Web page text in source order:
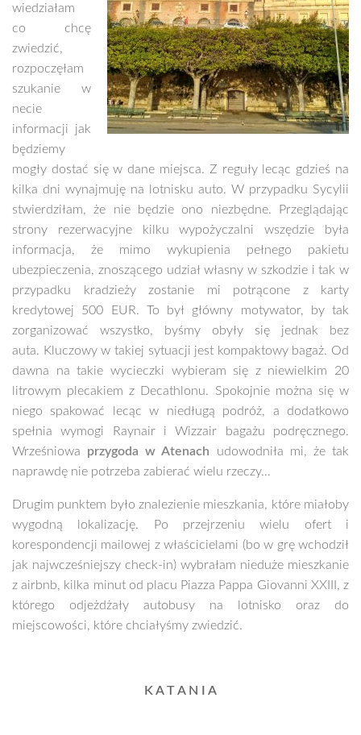
wiedziałam
co chcę
zwiedzić,
rozpoczęłam
szukanie w
necie
informacji jak
będziemy
mogły dostać się w dane miejsca. Z reguły lecąc gdzieś na
kilka dni wynajmuję na lotnisku auto. W przypadku Sycylii
stwierdziłam, że nie będzie ono niezbędne. Przeglądając
strony rezerwacyjne kilku wypożyczalni wszędzie była
informacja, że mimo wykupienia pełnego pakietu
ubezpieczenia, znoszącego udział własny w szkodzie i tak w
przypadku kradzieży zostanie mi potrącone z karty
kredytowej 500 EUR. To był główny motywator, by tak
zorganizować wszystko, byśmy obyły się jednak bez
auta. Kluczowy w takiej sytuacji jest kompaktowy bagaż. Od
dawna na takie wycieczki wybieram się z niewielkim 20
litrowym plecakiem z Decathlonu. Spokojnie można się w
niego spakować lecąc w niedługą podróż, a dodatkowo
spełnia wymogi Raynair i Wizzair bagażu podręcznego.
Wrześniowa przygoda w Atenach udowodniła mi, że tak
naprawdę nie potrzeba zabierać wielu rzeczy…
Drugim punktem było znalezienie mieszkania, które miałoby
wygodną lokalizację. Po przejrzeniu wielu ofert i
korespondencji mailowej z właścicielami (bo w grę wchodził
jak najwcześniejszy check-in) wybrałam nieduże mieszkanie
z airbnb, kilka minut od placu Piazza Pappa Giovanni XXIII, z
którego odjeżdżały autobusy na lotnisko oraz do
miejscowości, które chciałyśmy zwiedzić.
K A T A N I A